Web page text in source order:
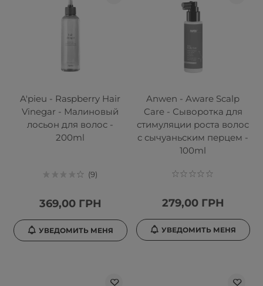
A'pieu - Raspberry Hair
Vinegar - Малиновый
лосьон для волос -
200ml
9
369,00 ГРН
УВЕДОМИТЬ МЕНЯ
Anwen - Aware Scalp
Care - Сыворотка для
стимуляции роста волос
с сычуаньским перцем -
100ml
279,00 ГРН
УВЕДОМИТЬ МЕНЯ